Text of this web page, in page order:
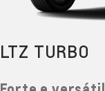
LTZ TURBO